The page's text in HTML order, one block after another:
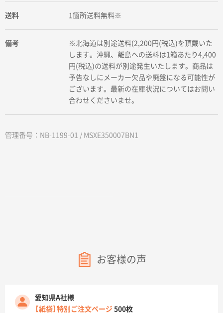
送料 1箇所送料無料※
備考
※北海道は別途送料(2,200円(税込)を頂戴いた
します。沖縄、離島への送料は1箱あたり4,400
円(税込)の送料が別途発生いたします。商品は
予告なしにメーカー欠品や廃盤になる可能性が
ございます。最新の在庫状況についてはお問い
合わせくださいませ。
管理番号：NB-1199-01 / MSXE350007BN1
お客様の声
愛知県A社様
【紙袋】特別ご注文ページ 500枚